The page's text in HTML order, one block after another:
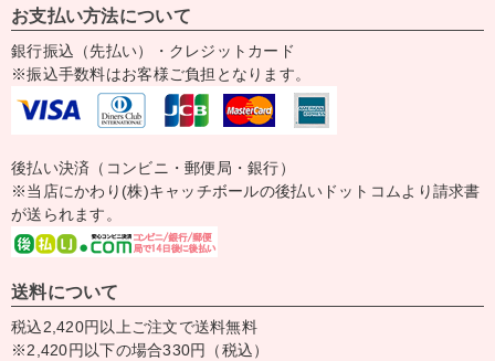
お支払い方法について
銀行振込（先払い）・クレジットカード
※振込手数料はお客様ご負担となります。
後払い決済（コンビニ・郵便局・銀行）
※当店にかわり(株)キャッチボールの後払いドットコムより請求書
が送られます。
送料について
税込2,420円以上ご注文で送料無料
※2,420円以下の場合330円（税込）